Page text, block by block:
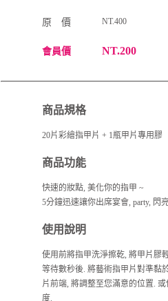
原 價 NT.400
會員價 NT.200
商品規格
20片彩繪指甲片 + 1瓶甲片專用膠
商品功能
快速的妝點, 美化你的指甲 ~
5分鐘迅速讓你出席宴會, party, 閃
使用說明
使用前將指甲洗淨擦乾, 將甲片膠
等待數秒後. 將藝術指甲片對準黏
片前端, 將調整至您滿意的位置.
度.